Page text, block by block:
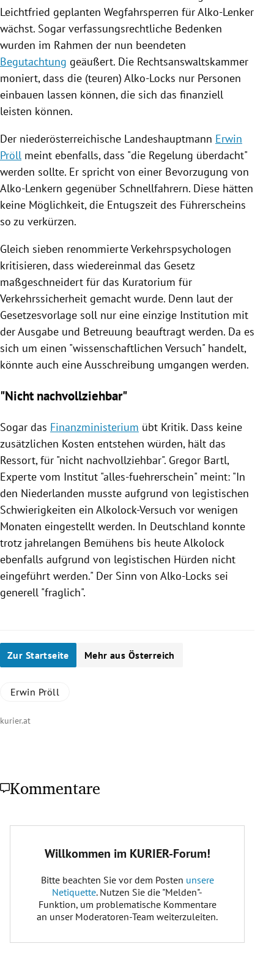
Untermenü
Untermenü
Leichtfried geplanten Wegfahrsperren für Alko-Lenker
wächst. Sogar verfassungsrechtliche Bedenken
wurden im Rahmen der nun beendeten
Begutachtung geäußert. Die Rechtsanswaltskammer
moniert, dass die (teuren) Alko-Locks nur Personen
einbauen lassen können, die sich das finanziell
leisten können.
Der niederösterreichische Landeshauptmann Erwin
Pröll meint ebenfalls, dass "die Regelung überdacht"
werden sollte. Er spricht von einer Bevorzugung von
Alko-Lenkern gegenüber Schnellfahrern. Diese hätten
keine Möglichkeit, die Entugszeit des Führerscheins
so zu verkürzen.
Gleich sieben renommierte Verkehrspsychologen
kritisieren, dass wiedereinmal das Gesetz
maßgeschneidert für das Kuratorium für
Verkehrssicherheit gemacht wurde. Denn laut der
Gesetzesvorlage soll nur eine einzige Institution mit
der Ausgabe und Betreuung beauftragt werden. Da es
sich um einen "wissenschaftlichen Versuch" handelt,
könnte auch eine Ausschreibung umgangen werden.
"Nicht nachvollziehbar"
Sogar das Finanzministerium übt Kritik. Dass keine
zusätzlichen Kosten entstehen würden, hält das
Ressort, für "nicht nachvollziehbar". Gregor Bartl,
Experte vom Institut "alles-fuehrerschein" meint: "In
den Niederlanden musste aufgrund von legistischen
Schwierigkeiten ein Alkolock-Versuch vor wenigen
Monaten eingestellt werden. In Deutschland konnte
trotz jahrelangen Bemühens bis heute Alkolock
ebenfalls aufgrund von legistischen Hürden nicht
eingeführt werden." Der Sinn von Alko-Locks sei
generell "fraglich".
Zur Startseite Mehr aus Österreich
Erwin Pröll
kurier.at
Kommentare